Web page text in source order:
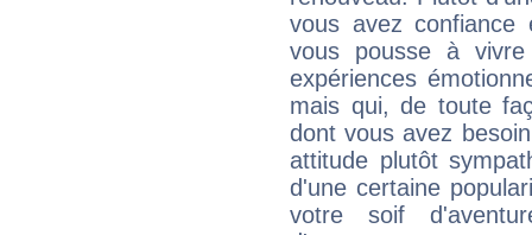
vous avez
vous pousse à
expériences
mais qui, de toute
dont vous avez
attitude plutôt
d'une certaine
votre soif